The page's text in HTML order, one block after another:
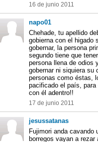
16 de junio 2011
napo01
Chehade, tu apellido
gobierna con el higado
gobernar, la persona
segundo tiene que
persona llena de odios
gobernar ni siquiera su
personas como éstas,
pacificado el país,
con él adentro!!
17 de junio 2011
jesussatanas
Fujimori anda cavando
borregos vayan a